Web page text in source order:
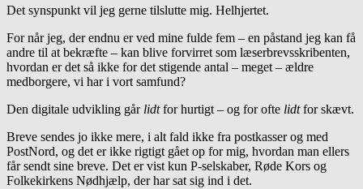
Det synspunkt vil jeg gerne tilslutte mig. Helhjertet.
For når jeg, der endnu er ved mine fulde fem – en påstand jeg kan få
andre til at bekræfte – kan blive forvirret som læserbrevsskribenten,
hvordan er det så ikke for det stigende antal – meget – ældre
medborgere, vi har i vort samfund?
Den digitale udvikling går lidtfor hurtigt – og for ofte lidtfor skævt.
Breve sendes jo ikke mere, i alt fald ikke fra postkasser og med
PostNord, og det er ikke rigtigt gået op for mig, hvordan man ellers
får sendt sine breve. Det er vist kun P-selskaber, Røde Kors og
Folkekirkens Nødhjælp, der har sat sig ind i det.